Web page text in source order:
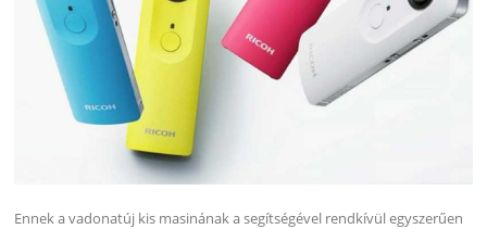
Ennek a vadonatúj kis masinának a segítségével rendkívül egyszerűen